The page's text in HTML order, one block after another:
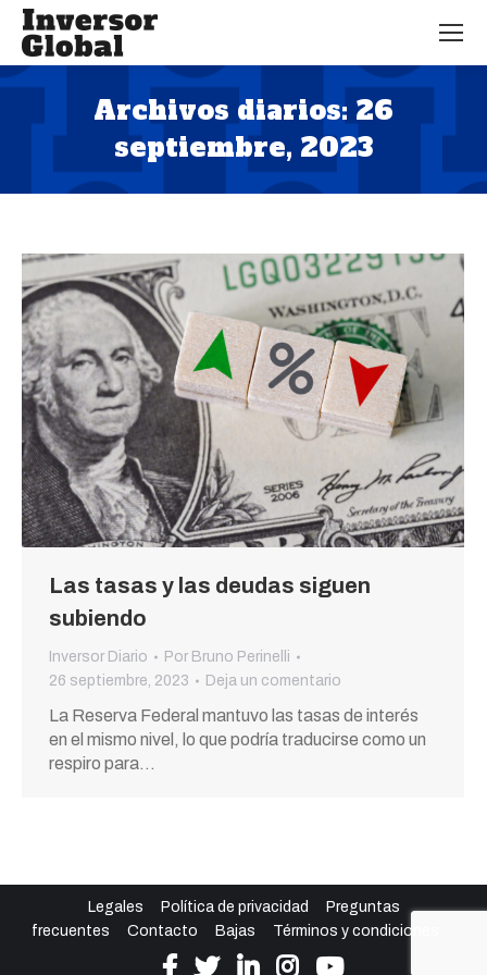
Archivos diarios: 26
septiembre, 2023
Estás aquí:
Las tasas y las deudas siguen
subiendo
Inversor Diario Por Bruno Perinelli
26 septiembre, 2023
Deja un comentario
La Reserva Federal mantuvo las tasas de interés
en el mismo nivel, lo que podría traducirse como un
respiro para…
Legales Política de privacidad
Preguntas
frecuentes
Contacto Bajas Términos y condiciones